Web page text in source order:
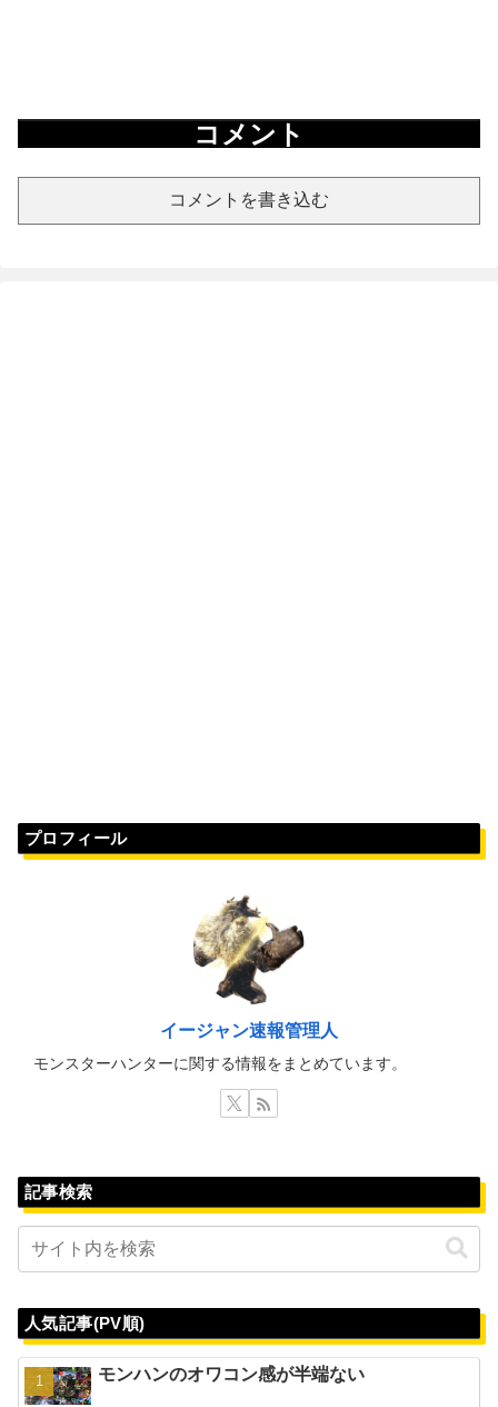
コメント
コメントを書き込む
プロフィール
イージャン速報管理人
モンスターハンターに関する情報をまとめています。
記事検索
人気記事(PV順)
モンハンのオワコン感が半端ない